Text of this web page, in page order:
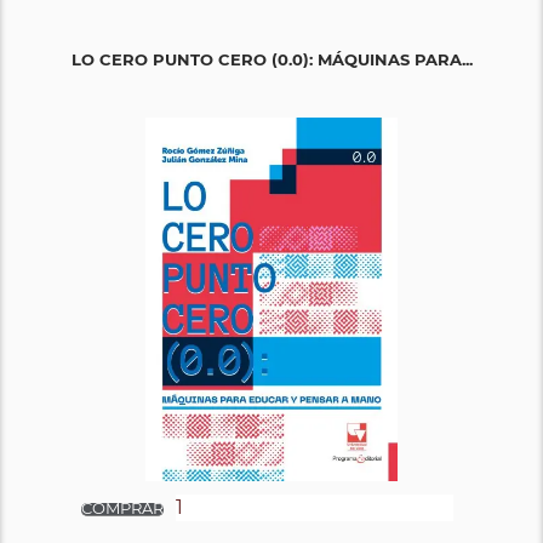
LO CERO PUNTO CERO (0.0): MÁQUINAS PARA...